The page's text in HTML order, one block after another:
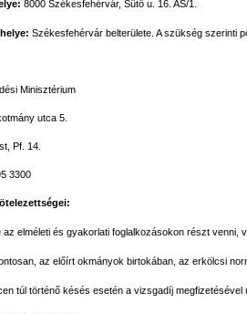
8000 Székesfehérvár, Sütő u. 16. AS/1.
Székesfehérvár belterülete. A szükség szerinti
Minisztérium
utca 5.
Pf. 14.
3300
az elméleti és gyakorlati foglalkozásokon részt
az előírt okmányok birtokában, az erkölcsi
túl történő késés esetén a vizsgadíj megfizetésével